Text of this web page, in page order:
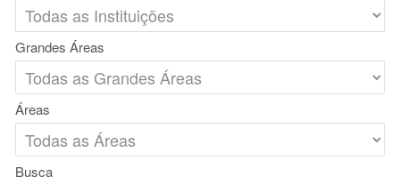
Grandes Áreas
Áreas
Busca